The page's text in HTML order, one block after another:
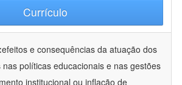
Currículo
efeitos e consequências da atuação dos
políticas educacionais e nas gestões
institucional ou inflação de